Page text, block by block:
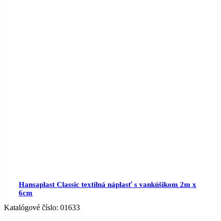
Hansaplast Classic textilná náplasť s vankúšikom 2m x
6cm
Katalógové číslo: 01633